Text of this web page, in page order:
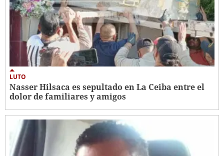
LUTO
Nasser Hilsaca es sepultado en La Ceiba entre el
dolor de familiares y amigos